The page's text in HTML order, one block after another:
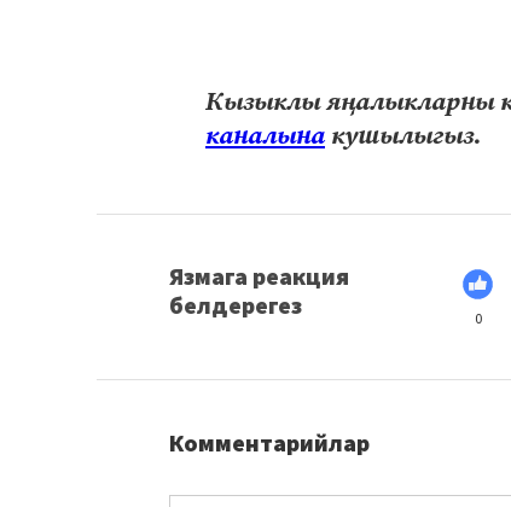
Кызыклы яңалыкларны
каналына кушылыгыз.
Язмага реакция
белдерегез
0
Комментарийлар